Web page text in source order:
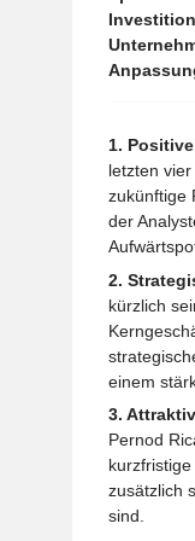
1.
letzten
zukünftige
der
2.
kürzlich
einem
3.
Pernod
zusätzlich
sind.